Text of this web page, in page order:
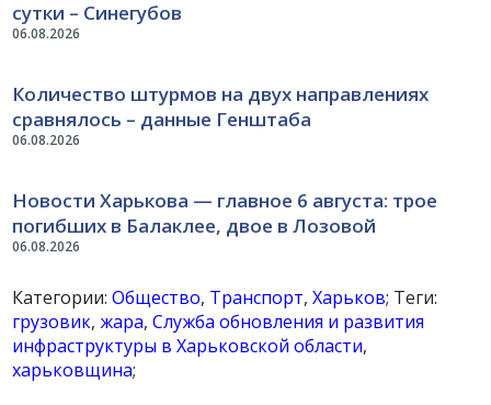
06.08.2026
сутки – Синегубов
06.08.2026
Количество штурмов на двух направлениях
сравнялось – данные Генштаба
06.08.2026
Новости Харькова — главное 6 августа: трое
погибших в Балаклее, двое в Лозовой
Категории:Общество, Транспорт,Харьков; Теги:
грузовик,жара,Служба обновления и развития
инфраструктуры в Харьковской области,
харьковщина;